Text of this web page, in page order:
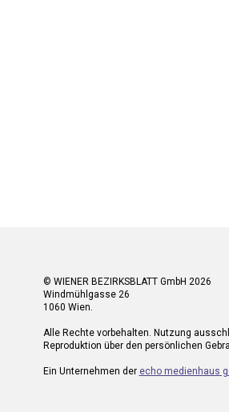
© WIENER BEZIRKSBLATT GmbH 2026
Windmühlgasse 26
1060 Wien.
Alle Rechte vorbehalten. Nutzung
Reproduktion über den persönlichen
Ein Unternehmen der echo medienhaus